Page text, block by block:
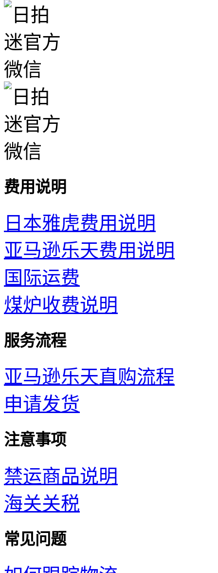
费用说明
日本雅虎费用说明
亚马逊乐天费用说明
国际运费
煤炉收费说明
服务流程
亚马逊乐天直购流程
申请发货
注意事项
禁运商品说明
海关关税
常见问题